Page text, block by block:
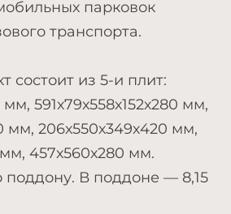
парковок
транспорта.
состоит из 5-и плит:
591х79х558х152х280 мм,
мм, 206х550х349х420 мм,
457х560х280 мм.
В поддоне — 8,15